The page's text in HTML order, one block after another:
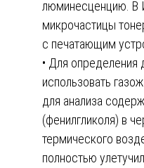
люминесценцию. В
микрочастицы
с печатающим
• Для определения
использовать
для анализа
(фенилгликоля) в
термического
полностью